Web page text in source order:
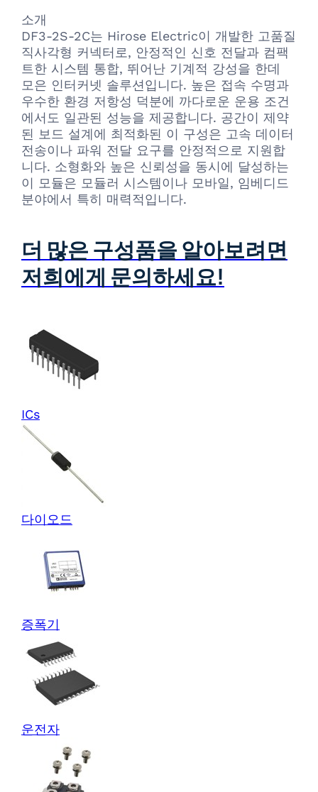
소개
DF3-2S-2C는 Hirose Electric이 개발한 고품질
직사각형 커넥터로, 안정적인 신호 전달과 컴팩
트한 시스템 통합, 뛰어난 기계적 강성을 한데
모은 인터커넷 솔루션입니다. 높은 접속 수명과
우수한 환경 저항성 덕분에 까다로운 운용 조건
에서도 일관된 성능을 제공합니다. 공간이 제약
된 보드 설계에 최적화된 이 구성은 고속 데이터
전송이나 파워 전달 요구를 안정적으로 지원합
니다. 소형화와 높은 신뢰성을 동시에 달성하는
이 모듈은 모듈러 시스템이나 모바일, 임베디드
분야에서 특히 매력적입니다.
더 많은 구성품을 알아보려면
저희에게 문의하세요!
ICs
다이오드
증폭기
운전자